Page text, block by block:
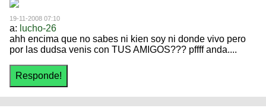
19-11-2008 07:10
a: lucho-26
ahh encima que no sabes ni kien soy ni donde vivo pero
por las dudsa venis con TUS AMIGOS??? pffff anda....